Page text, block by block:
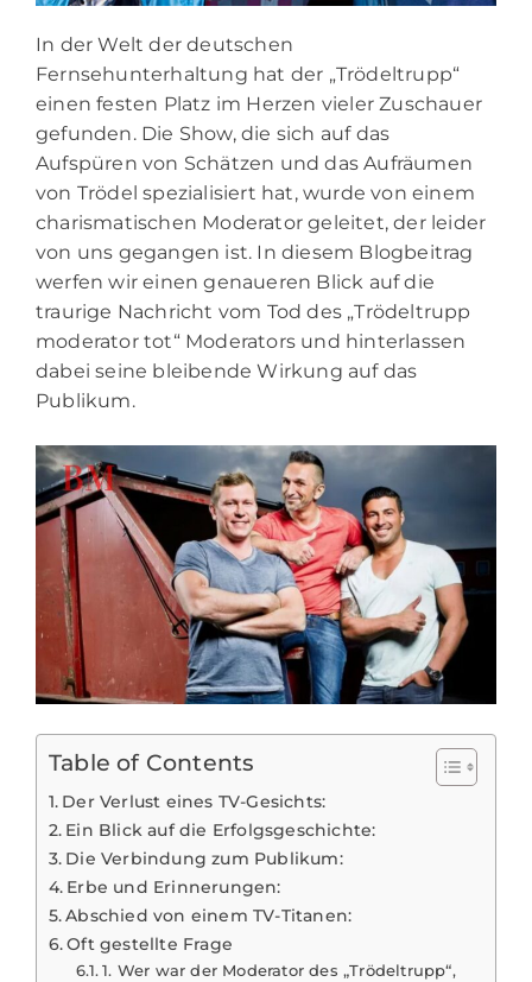
In der Welt der deutschen
Fernsehunterhaltung hat der „Trödeltrupp“
einen festen Platz im Herzen vieler Zuschauer
gefunden. Die Show, die sich auf das
Aufspüren von Schätzen und das Aufräumen
von Trödel spezialisiert hat, wurde von einem
charismatischen Moderator geleitet, der leider
von uns gegangen ist. In diesem Blogbeitrag
werfen wir einen genaueren Blick auf die
traurige Nachricht vom Tod des „Trödeltrupp
moderator tot“ Moderators und hinterlassen
dabei seine bleibende Wirkung auf das
Publikum.
Table of Contents
Der Verlust eines TV-Gesichts:
Ein Blick auf die Erfolgsgeschichte:
Die Verbindung zum Publikum:
Erbe und Erinnerungen:
Abschied von einem TV-Titanen:
Oft gestellte Frage
1. Wer war der Moderator des „Trödeltrupp“,